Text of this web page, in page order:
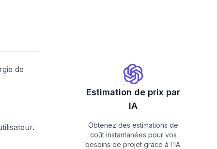
de
Estimation de prix par
IA
Obtenez des estimations de
coût instantanées pour vos
besoins de projet grâce à l'IA.